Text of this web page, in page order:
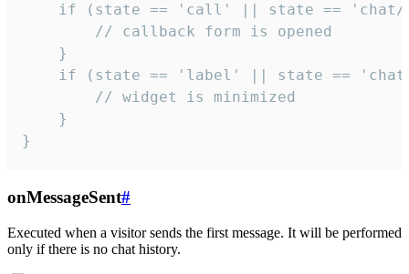
if (state == 'call' || state ==
        // callback form is opened
    }
if (state == 'label' || state ==
        // widget is minimized
    }
}
onMessageSent#
Executed when a visitor sends the first message. It will be performed
only if there is no chat history.